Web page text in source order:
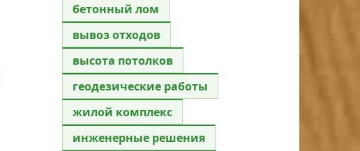
бетонный лом
вывоз отходов
высота потолков
геодезические работы
жилой комплекс
инженерные решения